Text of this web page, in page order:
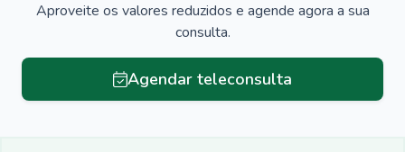
Aproveite os valores reduzidos e agende agora a sua
consulta.
Agendar teleconsulta